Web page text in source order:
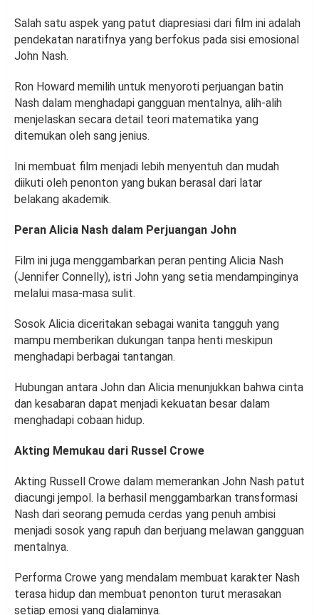
Salah satu aspek yang patut diapresiasi dari film ini adalah
pendekatan naratifnya yang berfokus pada sisi emosional
John Nash.
Ron Howard memilih untuk menyoroti perjuangan batin
Nash dalam menghadapi gangguan mentalnya, alih-alih
menjelaskan secara detail teori matematika yang
ditemukan oleh sang jenius.
Ini membuat film menjadi lebih menyentuh dan mudah
diikuti oleh penonton yang bukan berasal dari latar
belakang akademik.
Peran Alicia Nash dalam Perjuangan John
Film ini juga menggambarkan peran penting Alicia Nash
(Jennifer Connelly), istri John yang setia mendampinginya
melalui masa-masa sulit.
Sosok Alicia diceritakan sebagai wanita tangguh yang
mampu memberikan dukungan tanpa henti meskipun
menghadapi berbagai tantangan.
Hubungan antara John dan Alicia menunjukkan bahwa cinta
dan kesabaran dapat menjadi kekuatan besar dalam
menghadapi cobaan hidup.
Akting Memukau dari Russel Crowe
Akting Russell Crowe dalam memerankan John Nash patut
diacungi jempol. Ia berhasil menggambarkan transformasi
Nash dari seorang pemuda cerdas yang penuh ambisi
menjadi sosok yang rapuh dan berjuang melawan gangguan
mentalnya.
Performa Crowe yang mendalam membuat karakter Nash
terasa hidup dan membuat penonton turut merasakan
setiap emosi yang dialaminya.